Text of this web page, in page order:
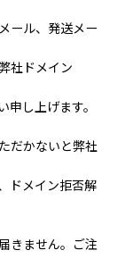
ール、発送メー
社ドメイン
し上げます。
だかないと弊社
ドメイン拒否解
きません。ご注